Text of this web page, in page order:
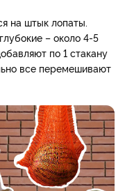
на штык лопаты.
– около 4-5
по 1 стакану
все перемешивают